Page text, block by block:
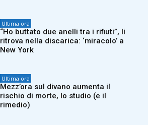
Ultima ora
“Ho buttato due anelli tra i rifiuti”, li
ritrova nella discarica: ‘miracolo’ a
New York
Ultima ora
Mezz’ora sul divano aumenta il
rischio di morte, lo studio (e il
rimedio)